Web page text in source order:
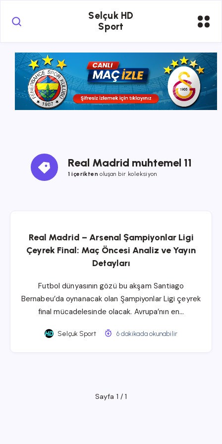
Selçuk HD
Sport
Real Madrid muhtemel 11
1 içeriktenoluşan bir koleksiyon
Real Madrid – Arsenal Şampiyonlar Ligi
Çeyrek Final: Maç Öncesi Analiz ve Yayın
Detayları
Futbol dünyasının gözü bu akşam Santiago
Bernabeu’da oynanacak olan Şampiyonlar Ligi çeyrek
final mücadelesinde olacak. Avrupa’nın en…
Selçuk Sport 6 dakikada okunabilir
Sayfa 1 / 1